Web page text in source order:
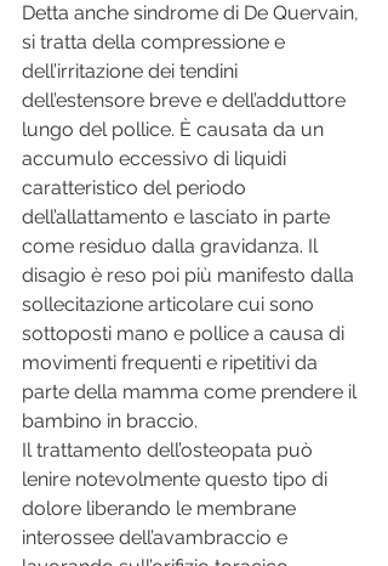
Detta anche sindrome di De Quervain,
si tratta della compressione e
dell’irritazione dei tendini
dell’estensore breve e dell’adduttore
lungo del pollice. È causata da un
accumulo eccessivo di liquidi
caratteristico del periodo
dell’allattamento e lasciato in parte
come residuo dalla gravidanza. Il
disagio è reso poi più manifesto dalla
sollecitazione articolare cui sono
sottoposti mano e pollice a causa di
movimenti frequenti e ripetitivi da
parte della mamma come prendere il
bambino in braccio.
Il trattamento dell’osteopata può
lenire notevolmente questo tipo di
dolore liberando le membrane
interossee dell’avambraccio e